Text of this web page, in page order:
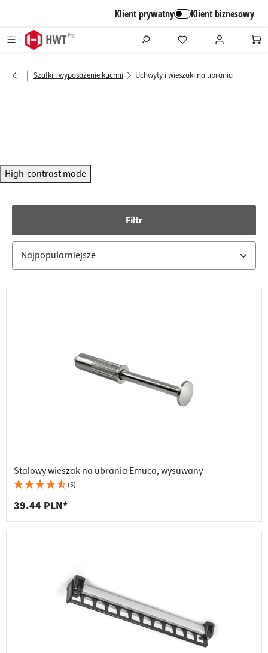
Klient prywatny Klient biznesowy
| Szafki i wyposażenie kuchni Uchwyty i wieszaki na ubrania
High-contrast mode
Filtr
Stalowy wieszak na ubrania Emuca, wysuwany
(5)
39.44 PLN*